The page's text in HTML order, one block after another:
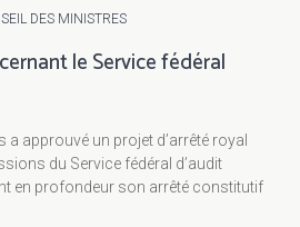
DES MINISTRES
le Service fédéral
a approuvé un projet d’arrêté royal
du Service fédéral d’audit
en profondeur son arrêté constitutif